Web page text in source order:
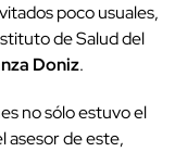
poco usuales,
de Salud del
Doniz.
no sólo estuvo el
asesor de este,